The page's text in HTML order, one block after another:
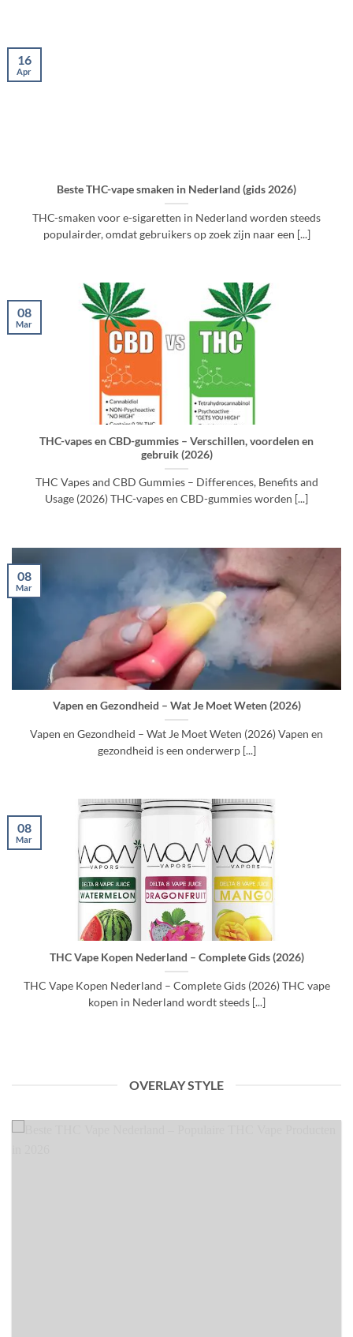
Beste THC-vape smaken in Nederland (gids 2026)
THC-smaken voor e-sigaretten in Nederland worden steeds
populairder, omdat gebruikers op zoek zijn naar een [...]
16
Apr
THC-vapes en CBD-gummies – Verschillen, voordelen en
gebruik (2026)
THC Vapes and CBD Gummies – Differences, Benefits and
Usage (2026) THC-vapes en CBD-gummies worden [...]
08
Mar
Vapen en Gezondheid – Wat Je Moet Weten (2026)
Vapen en Gezondheid – Wat Je Moet Weten (2026) Vapen en
gezondheid is een onderwerp [...]
08
Mar
THC Vape Kopen Nederland – Complete Gids (2026)
THC Vape Kopen Nederland – Complete Gids (2026) THC vape
kopen in Nederland wordt steeds [...]
08
Mar
OVERLAY STYLE